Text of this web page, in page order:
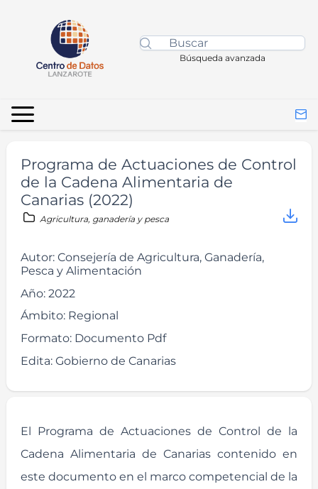
Búsqueda avanzada
Programa de Actuaciones de Control
de la Cadena Alimentaria de
Canarias (2022)
Agricultura, ganadería y pesca
Autor: Consejería de Agricultura, Ganadería,
Pesca y Alimentación
Año: 2022
Ámbito: Regional
Formato: Documento Pdf
Edita: Gobierno de Canarias
El Programa de Actuaciones de Control de la
Cadena Alimentaria de Canarias contenido en
este documento en el marco competencial de la